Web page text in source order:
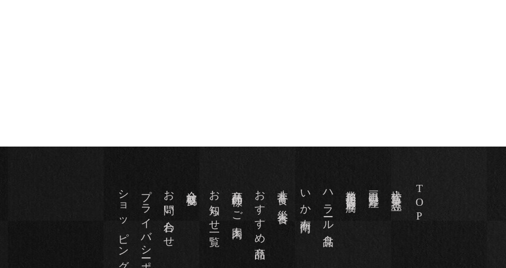
TOP
松茸・栗・黒豆
業務用胡麻豆腐
ハラール食品
いか右衛門
非常食/災害食
おすすめ商品
商品仕様のご案内
お知らせ一覧
お問い合わせ
プライバシーポリシー